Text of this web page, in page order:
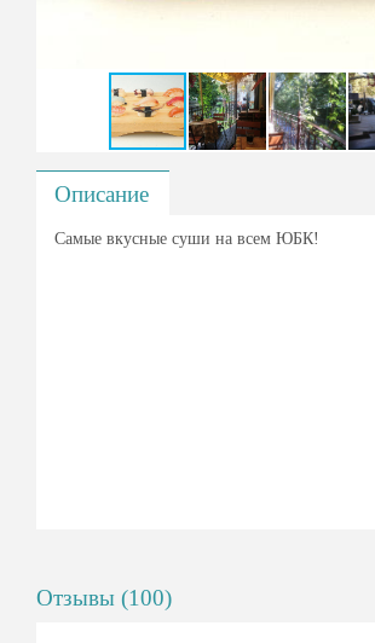
Описание
Самые вкусные суши на всем ЮБК!
Отзывы (100)